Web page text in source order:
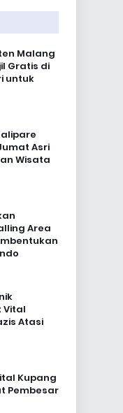
Malang
Gratis di
untuk
Asri
Wisata
Area
Vital
Atasi
Kupang
Pembesar